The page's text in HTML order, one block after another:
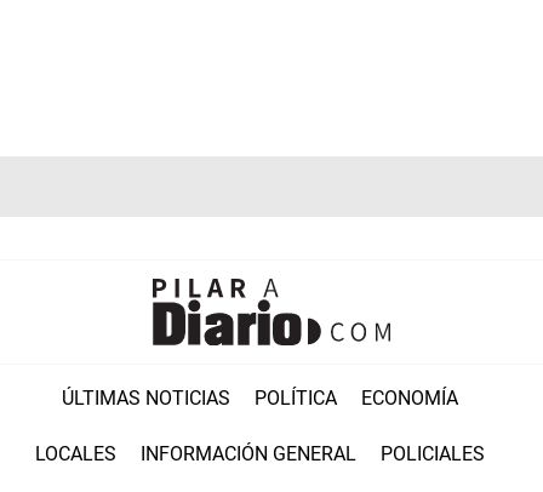
ÚLTIMAS NOTICIAS POLÍTICA ECONOMÍA
LOCALES INFORMACIÓN GENERAL POLICIALES